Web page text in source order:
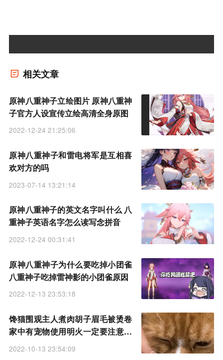
相关文章
原神八重神子立绘图片 原神八重神
子官方人设宣传立绘高清全身原图
2022-12-24 21:25:06
原神八重神子和雷电将军是互相喜
欢对方的吗
2023-07-14 13:21:14
原神八重神子的英文名字叫什么 八
重神子英语名字怎么读写念拼音
2022-12-24 00:31:41
原神八重神子为什么要吃掉小团雀
八重神子吃掉雷神影的小团雀原因
2022-12-13 23:53:18
馋猫围观主人煮肉胡子眉毛被烫卷
家中有宠物使用明火一定要注意安
全
2022-10-13 23:54:09